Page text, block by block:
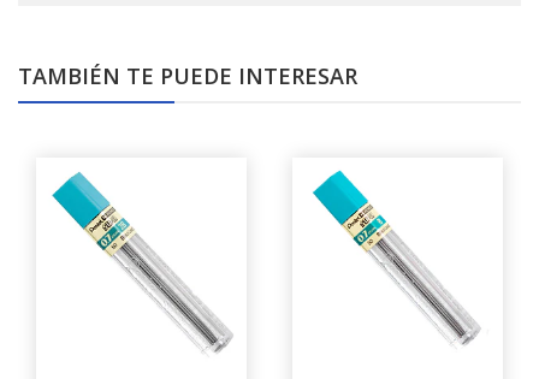
TAMBIÉN TE PUEDE INTERESAR